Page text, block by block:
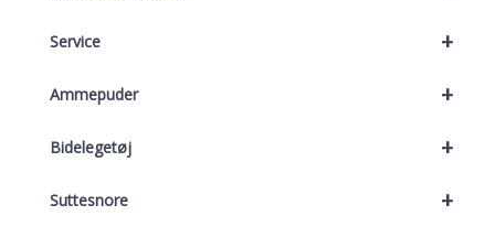
+
Service
+
Ammepuder
+
Bidelegetøj
+
Suttesnore